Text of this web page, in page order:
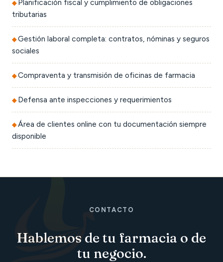
Planificación fiscal y cumplimiento de obligaciones
tributarias
Gestión laboral completa: contratos, nóminas y seguros
sociales
Compraventa y transmisión de oficinas de farmacia
Defensa ante inspecciones y requerimientos
Área de clientes online con tu documentación siempre
disponible
CONTACTO
Hablemos de tu farmacia o de
tu negocio.